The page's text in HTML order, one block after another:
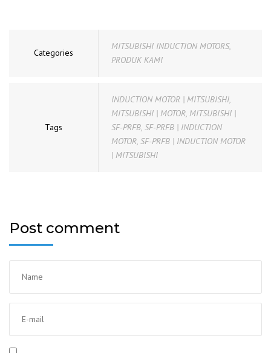
Categories
MITSUBISHI INDUCTION MOTORS,
PRODUK KAMI
Tags
INDUCTION MOTOR | MITSUBISHI,
MITSUBISHI | MOTOR, MITSUBISHI |
SF-PRFB, SF-PRFB | INDUCTION
MOTOR, SF-PRFB | INDUCTION MOTOR
| MITSUBISHI
Post comment